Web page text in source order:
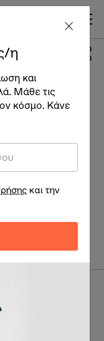
συμπληρώματα
η
και
Μάθε τις
κόσμο. Κάνε
και την